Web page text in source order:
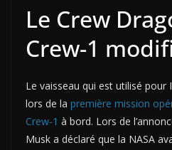
Le Crew
Crew-1
Le vaisseau qui est utilisé pour
lors de la première mission
Crew-1 à bord. Lors de
Musk a déclaré que la NASA